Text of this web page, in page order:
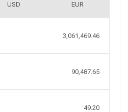
USD EUR
3,061,469.46
90,487.65
49.20